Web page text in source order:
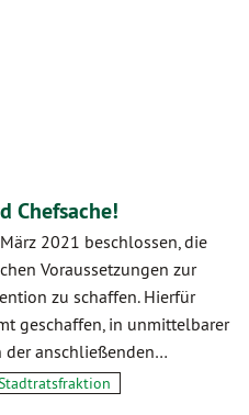
Chefsache!
2021 beschlossen, die
Voraussetzungen zur
zu schaffen. Hierfür
geschaffen, in unmittelbarer
der anschließenden…